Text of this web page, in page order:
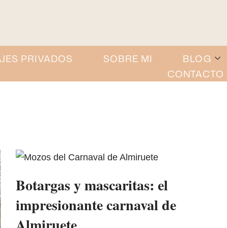
PRIVADOS SOBRE MI
BLOG
CONTACTO
Botargas y mascaritas: el
impresionante carnaval de